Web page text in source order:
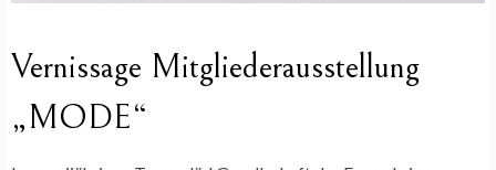
Vernissage Mitgliederausstellung
„MODE“